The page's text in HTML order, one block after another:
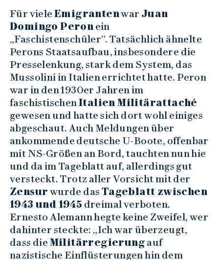
Für viele Emigrantenwar Juan
Domingo Peron ein
„Faschistenschüler”. Tatsächlich ähnelte
Perons Staatsaufbau, insbesondere die
Presselenkung, stark dem System, das
Mussolini in Italien errichtet hatte. Peron
war in den 1930er Jahren im
faschistischenItalien Militärattaché
gewesen und hatte sich dort wohl einiges
abgeschaut. Auch Meldungen über
ankommende deutsche U-Boote, offenbar
mit NS-Größen an Bord, tauchten nun hie
und da im Tageblatt auf, allerdings gut
versteckt. Trotz aller Vorsicht mit der
Zensur wurde das Tageblatt zwischen
1943 und 1945 dreimal verboten.
Ernesto Alemann hegte keine Zweifel, wer
dahinter steckte: „Ich war überzeugt,
dass die Militärregierung auf
nazistische Einflüsterungen hin dem